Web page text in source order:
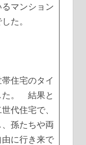
マンション
た。
住宅のタイ
た。 結果と
代住宅で、
孫たちや両
に行き来で